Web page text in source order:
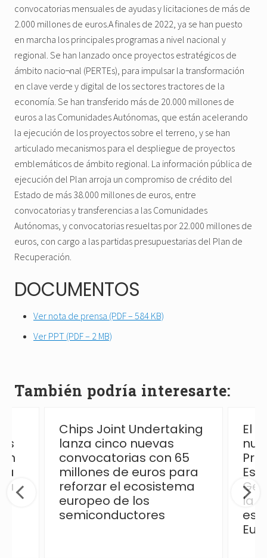
convocatorias mensuales de ayudas y licitaciones de más de
2.000 millones de euros.A finales de 2022, ya se han puesto
en marcha los principales programas a nivel nacional y
regional. Se han lanzado once proyectos estratégicos de
ámbito nacio¬nal (PERTEs), para impulsar la transformación
en clave verde y digital de los sectores tractores de la
economía. Se han transferido más de 20.000 millones de
euros a las Comunidades Autónomas, que están acelerando
la ejecución de los proyectos sobre el terreno, y se han
articulado mecanismos para el despliegue de proyectos
emblemáticos de ámbito regional. La información pública de
ejecución del Plan arroja un compromiso de crédito del
Estado de más 38.000 millones de euros, entre
convocatorias y transferencias a las Comunidades
Autónomas, y convocatorias resueltas por 22.000 millones de
euros, con cargo a las partidas presupuestarias del Plan de
Recuperación.
DOCUMENTOS
Ver nota de prensa (PDF – 584 KB)
Ver PPT (PDF – 2 MB)
También podría interesarte:
Chips Joint Undertaking
lanza cinco nuevas
convocatorias con 65
millones de euros para
reforzar el ecosistema
europeo de los
semiconductores
El
la